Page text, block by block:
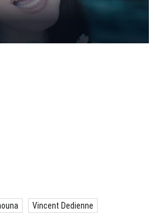
Vincent Dedienne